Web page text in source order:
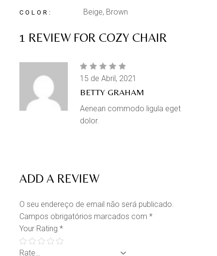
COLOR Beige, Brown
1 REVIEW FOR COZY CHAIR
BETTY GRAHAM
15 de Abril, 2021
Aenean commodo ligula eget
dolor.
ADD A REVIEW
O seu endereço de email não será publicado.
Campos obrigatórios marcados com*
Your Rating*